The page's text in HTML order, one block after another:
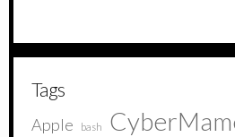
Tags
Apple bash